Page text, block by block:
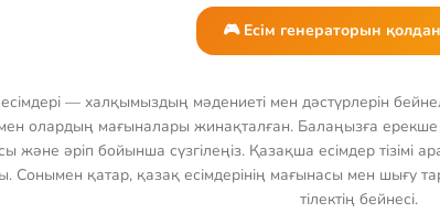
🎮 Есім генераторын
— халқымыздың мәдениеті мен дәстүрлерін
олардың мағыналары жинақталған. Балаңызға ерекше
және әріп бойынша сүзгілеңіз. Қазақша есімдер тізімі
Сонымен қатар, қазақ есімдерінің мағынасы мен шығу
тілектің бейнесі.